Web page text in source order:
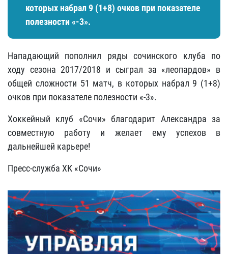
которых набрал 9 (1+8) очков при показателе
полезности «-3».
Нападающий пополнил ряды сочинского клуба по
ходу сезона 2017/2018 и сыграл за «леопардов» в
общей сложности 51 матч, в которых набрал 9 (1+8)
очков при показателе полезности «-3».
Хоккейный клуб «Сочи» благодарит Александра за
совместную работу и желает ему успехов в
дальнейшей карьере!
Пресс-служба ХК «Сочи»